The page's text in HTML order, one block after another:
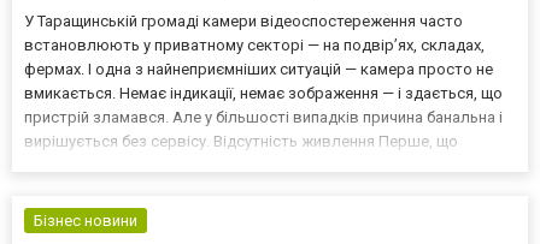
У Таращинській громаді камери відеоспостереження часто
встановлюють у приватному секторі — на подвір’ях, складах,
фермах. І одна з найнеприємніших ситуацій — камера просто не
вмикається. Немає індикації, немає зображення — і здається, що
пристрій зламався. Але у більшості випадків причина банальна і
вирішується без сервісу. Відсутність живлення Перше, що
Бізнес новини